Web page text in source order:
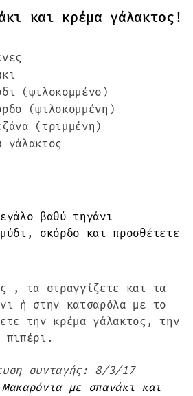
και κρέμα γάλακτος!
(ψιλοκομμένο)
(ψιλοκομμένη)
(τριμμένη)
γάλακτος
βαθύ τηγάνι
σκόρδο και προσθέτετε
, τα στραγγίζετε και τα
ή στην κατσαρόλα με το
την κρέμα γάλακτος, την
πιπέρι.
συνταγής: 8/3/17
Μακαρόνια με σπανάκι και